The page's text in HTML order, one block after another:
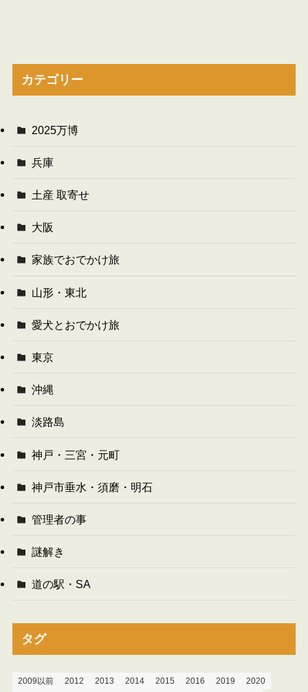
カテゴリー
2025万博
兵庫
土産 取寄せ
大阪
家族でおでかけ旅
山形・東北
愛犬とおでかけ旅
東京
沖縄
淡路島
神戸・三宮・元町
神戸市垂水・須磨・明石
管理者の事
謎解き
道の駅・SA
タグ
2009以前 2012 2013 2014 2015 2016 2019
2020